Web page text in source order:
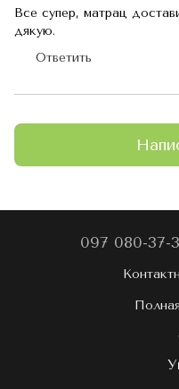
Все супер, матрац
дякую.
Ответить
097 080-37-